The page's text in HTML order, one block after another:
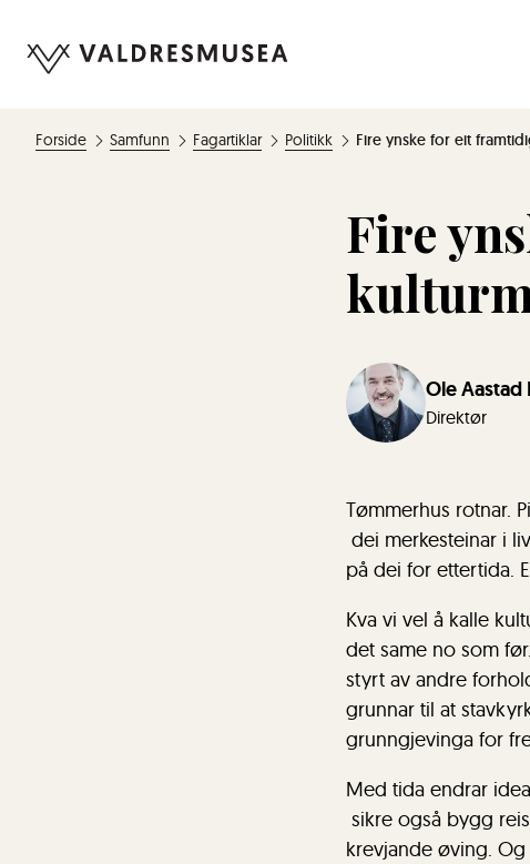
Forside Samfunn Fagartiklar Politikk Fire ynske for eit
Fire
Ole Aastad
Direktør
Tømmerhus rotnar.
dei merkesteinar i
på dei for ettertida.
Kva vi vel å kalle
det same no som
styrt av andre
grunnar til at
grunngjevinga for
Med tida endrar
sikre også bygg
krevjande øving.